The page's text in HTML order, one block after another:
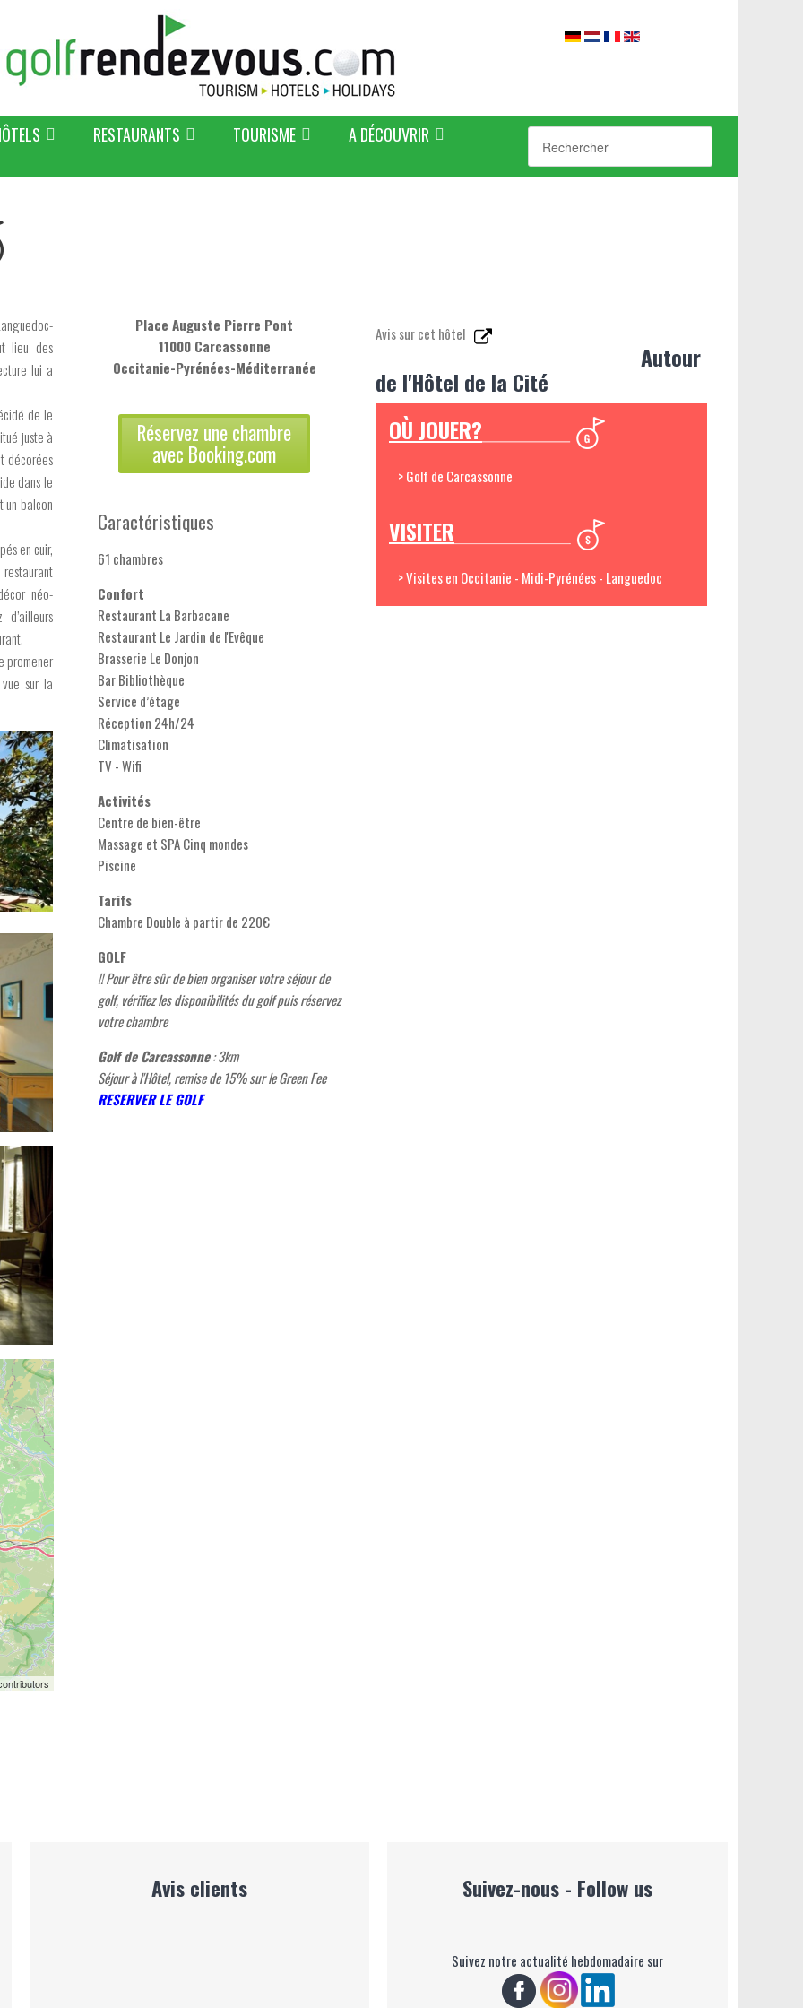
RESTAURANTS TOURISME A DÉCOUVRIR
lieu des
lui a
de le
juste à
décorées
dans le
un balcon
en cuir,
néo-
promener
sur la
Place Auguste Pierre Pont
11000 Carcassonne
Occitanie-Pyrénées-Méditerranée
Réservez une chambre
avec Booking.com
Caractéristiques
61 chambres
Confort
Restaurant La Barbacane
Restaurant Le Jardin de l'Evêque
Brasserie Le Donjon
Bar Bibliothèque
Service d’étage
Réception 24h/24
Climatisation
TV - Wifi
Activités
Centre de bien-être
Massage et SPA Cinq mondes
Piscine
Tarifs
Chambre Double à partir de 220€
GOLF
!! Pour être sûr de bien organiser votre séjour de
golf, vérifiez les disponibilités du golf puis réservez
votre chambre
Golf de Carcassonne: 3km
Séjour à l'Hôtel, remise de 15% sur le Green Fee
RESERVER LE GOLF
Avis sur cet hôtel
Autour
de l'Hôtel de la Cité
OÙ JOUER?
> Golf de Carcassonne
VISITER
> Visites en Occitanie - Midi-Pyrénées - Languedoc
Avis clients Suivez-nous - Follow us
Suivez notre actualité hebdomadaire sur